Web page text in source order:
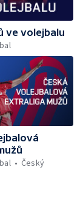
ve volejbalu
Český